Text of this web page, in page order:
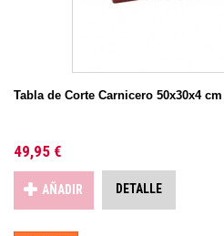
Tabla de Corte Carnicero 50x30x4
49,95 €
AÑADIR DETALLE